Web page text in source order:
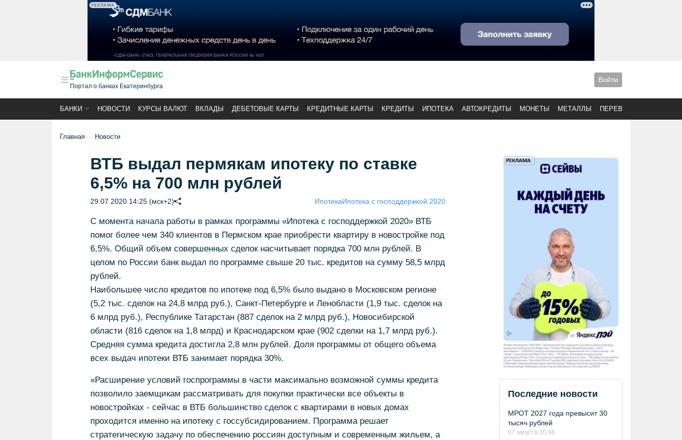
РЕКЛАМА
Портал о банках Екатеринбурга
Войти
БАНКИ НОВОСТИ КУРСЫ ВАЛЮТ ВКЛАДЫ ДЕБЕТОВЫЕ КАРТЫ КРЕДИТНЫЕ КАРТЫ КРЕДИТЫ ИПОТЕКА АВТОКРЕДИТЫ МОНЕТЫ МЕТАЛЛЫ ПЕРЕВОДЫ
Главная Новости
ВТБ выдал пермякам ипотеку по ставке
6,5% на 700 млн рублей
29.07.2020 14:25 (мск+2) ИпотекаИпотека с господдержкой 2020
С момента начала работы в рамках программы «Ипотека с господдержкой 2020» ВТБ
помог более чем 340 клиентов в Пермском крае приобрести квартиру в новостройке под
6,5%. Общий объем совершенных сделок насчитывает порядка 700 млн рублей. В
целом по России банк выдал по программе свыше 20 тыс. кредитов на сумму 58,5 млрд
рублей.
Наибольшее число кредитов по ипотеке под 6,5% было выдано в Московском регионе
(5,2 тыс. сделок на 24,8 млрд руб.), Санкт-Петербурге и Ленобласти (1,9 тыс. сделок на
6 млрд руб.), Республике Татарстан (887 сделок на 2 млрд руб.), Новосибирской
области (816 сделок на 1,8 млрд) и Краснодарском крае (902 сделки на 1,7 млрд руб.).
Средняя сумма кредита достигла 2,8 млн рублей. Доля программы от общего объема
всех выдач ипотеки ВТБ занимает порядка 30%.
«Расширение условий госпрограммы в части максимально возможной суммы кредита
позволило заемщикам рассматривать для покупки практически все объекты в
новостройках - сейчас в ВТБ большинство сделок с квартирами в новых домах
проходится именно на ипотеку с госсубсидированием. Программа решает
стратегическую задачу по обеспечению россиян доступным и современным жильем, а
Последние новости
МРОТ 2027 года превысит 30
тысяч рублей
07 августа 20:46